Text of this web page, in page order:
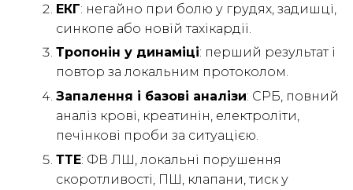
ЕКГ: негайно при болю у грудях, задишці,
синкопе або новій тахікардії.
Тропонін у динаміці: перший результат і
повтор за локальним протоколом.
Запалення і базові аналізи: СРБ, повний
аналіз крові, креатинін, електроліти,
печінкові проби за ситуацією.
ТТЕ: ФВ ЛШ, локальні порушення
скоротливості, ПШ, клапани, тиск у